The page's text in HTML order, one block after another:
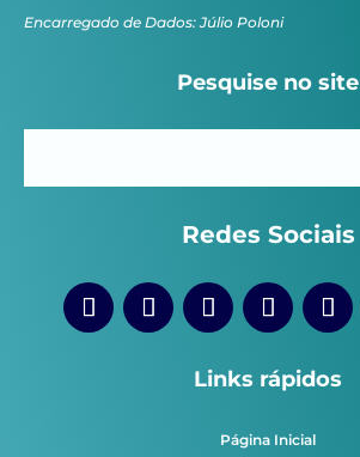
Encarregado de Dados: Júlio Poloni
Pesquise no site
Redes Sociais
Links rápidos
Página Inicial